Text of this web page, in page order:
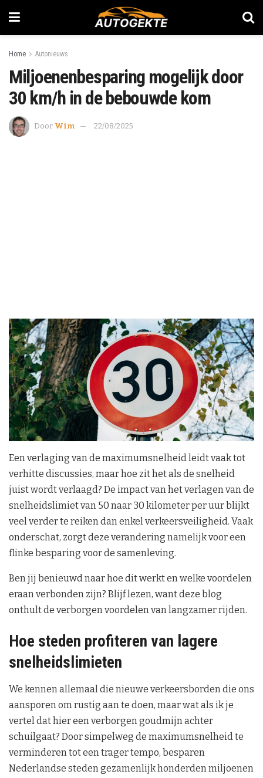
Home Autonieuws
Miljoenenbesparing mogelijk door
30 km/h in de bebouwde kom
Door Wim 22/08/2025
Een verlaging van de maximumsnelheid leidt vaak tot
verhitte discussies, maar hoe zit het als de snelheid
juist wordt verlaagd? De impact van het verlagen van de
snelheidslimiet van 50 naar 30 kilometer per uur blijkt
veel verder te reiken dan enkel verkeersveiligheid. Vaak
onderschat, zorgt deze verandering namelijk voor een
flinke besparing voor de samenleving.
Ben jij benieuwd naar hoe dit werkt en welke voordelen
eraan verbonden zijn? Blijf lezen, want deze blog
onthult de verborgen voordelen van langzamer rijden.
Hoe steden profiteren van lagere
snelheidslimieten
We kennen allemaal die nieuwe verkeersborden die ons
aansporen om rustig aan te doen, maar wat als ik je
vertel dat hier een verborgen goudmijn achter
schuilgaat? Door simpelweg de maximumsnelheid te
verminderen tot een trager tempo, besparen
Nederlandse steden gezamenlijk honderden miljoenen